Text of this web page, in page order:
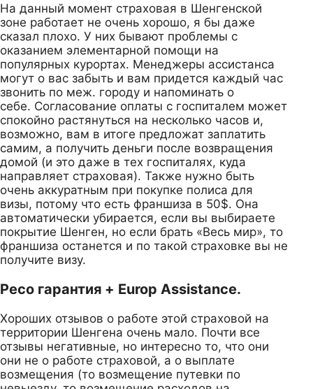
На данный момент страховая в Шенгенской
зоне работает не очень хорошо, я бы даже
сказал плохо. У них бывают проблемы с
оказанием элементарной помощи на
популярных курортах. Менеджеры ассистанса
могут о вас забыть и вам придется каждый час
звонить по меж. городу и напоминать о
себе. Согласование оплаты с госпиталем может
спокойно растянуться на несколько часов и,
возможно, вам в итоге предложат заплатить
самим, а получить деньги после возвращения
домой (и это даже в тех госпиталях, куда
направляет страховая). Также нужно быть
очень аккуратным при покупке полиса для
визы, потому что есть франшиза в 50$. Она
автоматически убирается, если вы выбираете
покрытие Шенген, но если брать «Весь мир», то
франшиза останется и по такой страховке вы не
получите визу.
Ресо гарантия + Europ Assistance.
Хороших отзывов о работе этой страховой на
территории Шенгена очень мало. Почти все
отзывы негативные, но интересно то, что они
они не о работе страховой, а о выплате
возмещения (то возмещение путевки по